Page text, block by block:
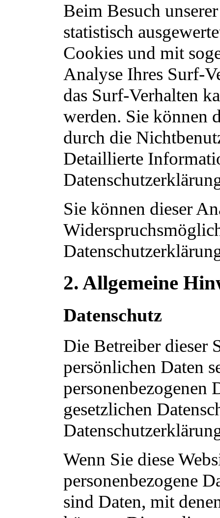
Beim Besuch
statistisch
Cookies und mit
Analyse Ihres Surf-
das Surf-Verhalten
werden. Sie können
durch die
Detaillierte
Sie können dieser
2. Allgemeine
Datenschutz
Die Betreiber dieser
persönlichen Daten
personenbezogenen
gesetzlichen
Wenn Sie diese
personenbezogene
sind Daten, mit